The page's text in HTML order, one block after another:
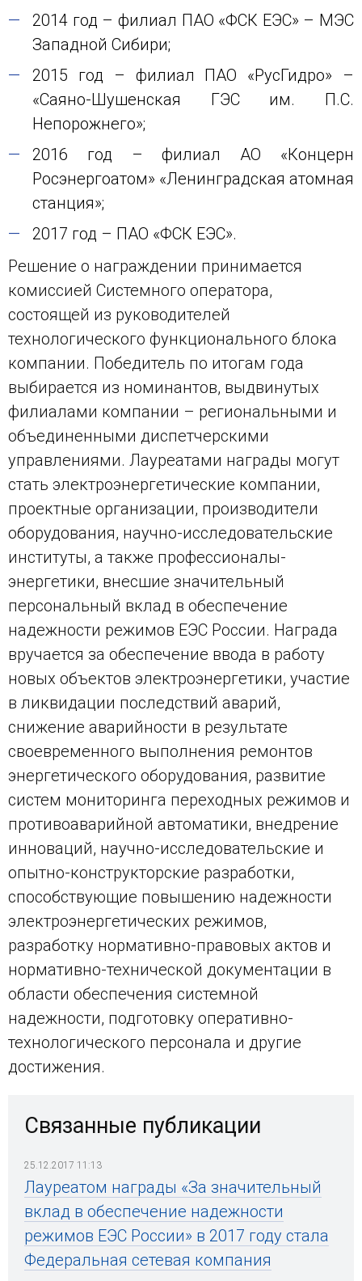
2014 год – филиал ПАО «ФСК ЕЭС» – МЭС
Западной Сибири;
2015 год – филиал ПАО «РусГидро» –
«Саяно-Шушенская ГЭС им. П.С.
Непорожнего»;
2016 год – филиал АО «Концерн
Росэнергоатом» «Ленинградская атомная
станция»;
2017 год – ПАО «ФСК ЕЭС».
Решение о награждении принимается
комиссией Системного оператора,
состоящей из руководителей
технологического функционального блока
компании. Победитель по итогам года
выбирается из номинантов, выдвинутых
филиалами компании – региональными и
объединенными диспетчерскими
управлениями. Лауреатами награды могут
стать электроэнергетические компании,
проектные организации, производители
оборудования, научно-исследовательские
институты, а также профессионалы-
энергетики, внесшие значительный
персональный вклад в обеспечение
надежности режимов ЕЭС России. Награда
вручается за обеспечение ввода в работу
новых объектов электроэнергетики, участие
в ликвидации последствий аварий,
снижение аварийности в результате
своевременного выполнения ремонтов
энергетического оборудования, развитие
систем мониторинга переходных режимов и
противоаварийной автоматики, внедрение
инноваций, научно-исследовательские и
опытно-конструкторские разработки,
способствующие повышению надежности
электроэнергетических режимов,
разработку нормативно-правовых актов и
нормативно-технической документации в
области обеспечения системной
надежности, подготовку оперативно-
технологического персонала и другие
достижения.
Связанные публикации
25.12.2017 11:13
Лауреатом награды «За значительный
вклад в обеспечение надежности
режимов ЕЭС России» в 2017 году стала
Федеральная сетевая компания